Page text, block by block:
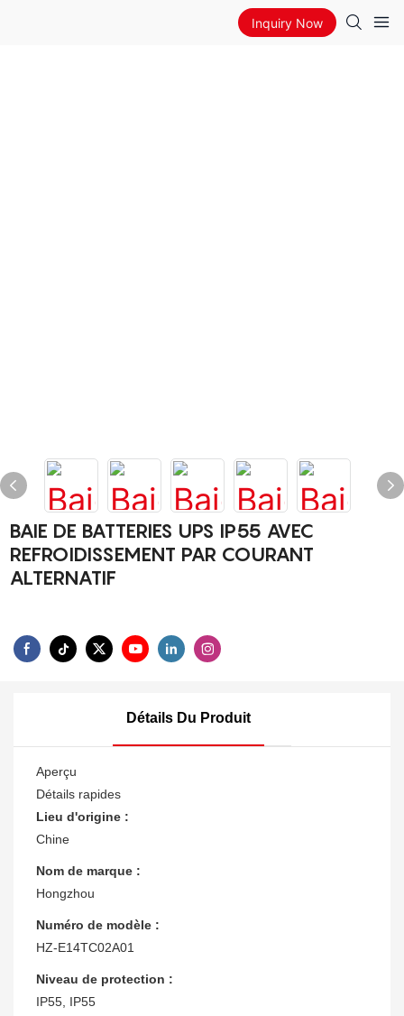
Inquiry Now
BAIE DE BATTERIES UPS IP55 AVEC
REFROIDISSEMENT PAR COURANT
ALTERNATIF
Détails Du Produit
Aperçu
Détails rapides
Lieu d'origine :
Chine
Nom de marque :
Hongzhou
Numéro de modèle :
HZ-E14TC02A01
Niveau de protection :
IP55, IP55